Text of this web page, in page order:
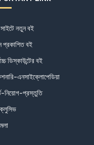
নতুন বই
প্রকাশিত বই
ডিস্কাউন্টের বই
এনসাইক্লোপেডিয়া
নিয়োগ-প্রস্তুতি